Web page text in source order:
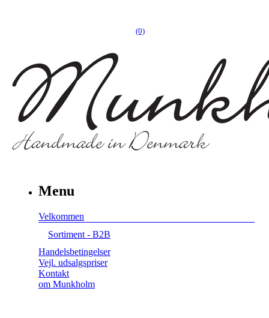
(0)
Menu
Velkommen
Sortiment - B2B
Handelsbetingelser
Vejl. udsalgspriser
Kontakt
om Munkholm